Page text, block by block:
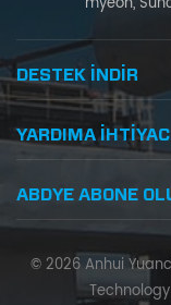
DESTEK INDIR
YARDIMA
ABDYE ABONE
© 2026 Anhui